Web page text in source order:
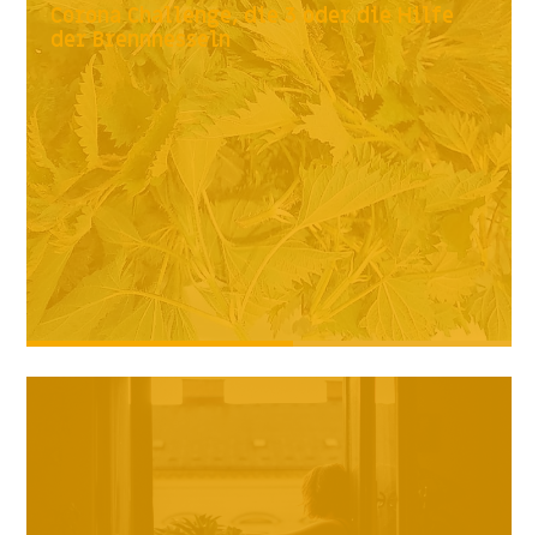
Corona Challenge, die 3 oder die Hilfe
der Brennnesseln